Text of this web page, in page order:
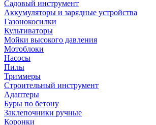
Садовый инструмент
Аккумуляторы и зарядные устройства
Газонокосилки
Культиваторы
Мойки высокого давления
Мотоблоки
Насосы
Пилы
Триммеры
Строительный инструмент
Адаптеры
Буры по бетону
Заклепочники ручные
Коронки